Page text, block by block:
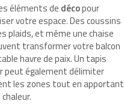
éléments de décopour
votre espace. Des coussins
plaids, et même une chaise
transformer votre balcon
havre de paix. Un tapis
peut également délimiter
les zones tout en apportant